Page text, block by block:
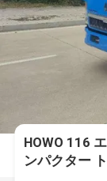
HOWO 116
ンパクター